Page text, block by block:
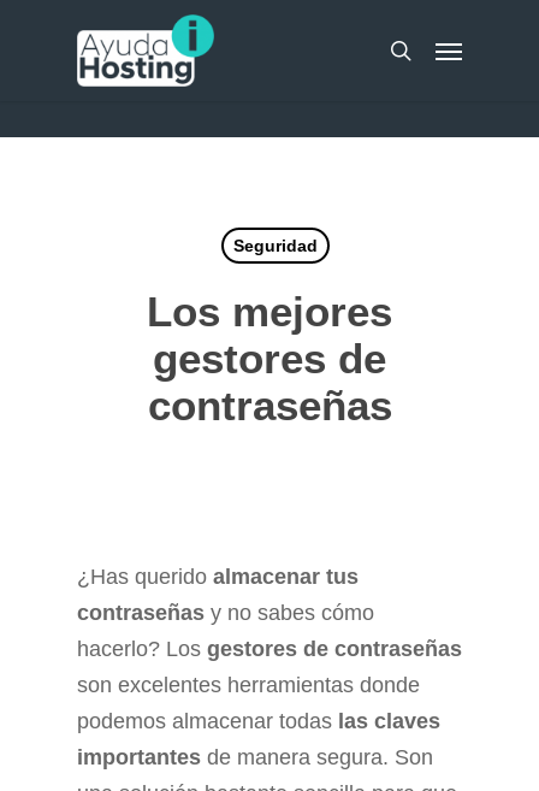
search
Menu
Seguridad
Los mejores
gestores de
contraseñas
¿Has querido almacenar tus
contraseñas y no sabes cómo
hacerlo? Los gestores de contraseñas
son excelentes herramientas donde
podemos almacenar todas las claves
importantes de manera segura. Son